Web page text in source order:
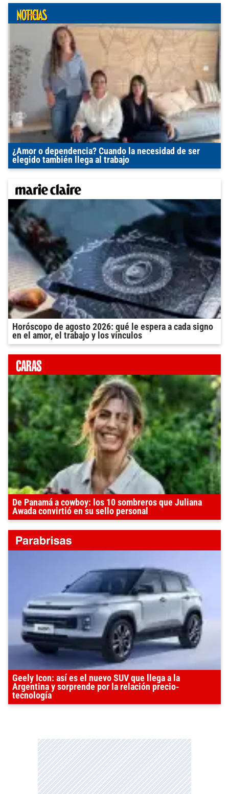
¿Amor o dependencia? Cuando la necesidad de ser
elegido también llega al trabajo
Horóscopo de agosto 2026: qué le espera a cada signo
en el amor, el trabajo y los vínculos
De Panamá a cowboy: los 10 sombreros que Juliana
Awada convirtió en su sello personal
Geely Icon: así es el nuevo SUV que llega a la
Argentina y sorprende por la relación precio-
tecnología